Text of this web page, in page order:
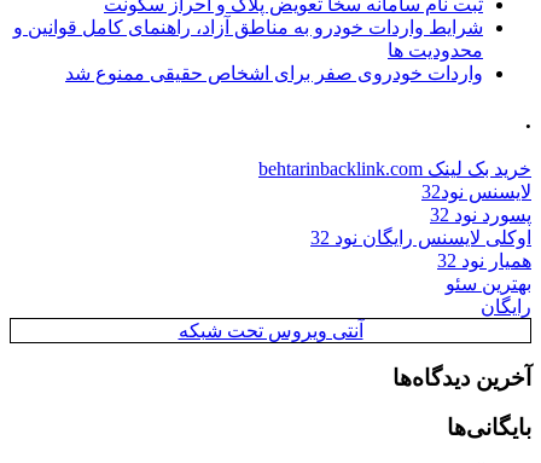
ثبت نام سامانه سخا تعویض پلاک و احراز سکونت
شرایط واردات خودرو به مناطق آزاد، راهنمای کامل قوانین و
محدودیت ها
واردات خودروی صفر برای اشخاص حقیقی ممنوع شد
.
خرید بک لینک behtarinbacklink.com
لایسنس نود32
پسورد نود 32
اوکلی لایسنس رایگان نود 32
همیار نود 32
بهترین سئو
رایگان
آنتی ویروس تحت شبکه
آخرین دیدگاه‌ها
بایگانی‌ها